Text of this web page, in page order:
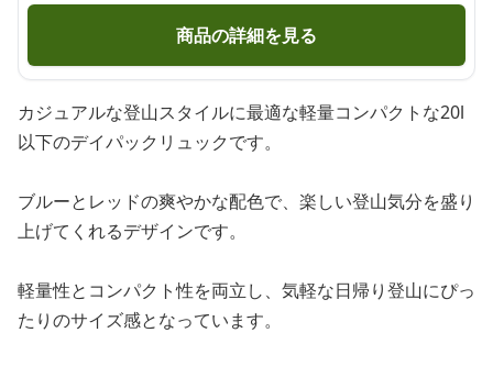
商品の詳細を見る
カジュアルな登山スタイルに最適な軽量コンパクトな20l
以下のデイパックリュックです。
ブルーとレッドの爽やかな配色で、楽しい登山気分を盛り
上げてくれるデザインです。
軽量性とコンパクト性を両立し、気軽な日帰り登山にぴっ
たりのサイズ感となっています。